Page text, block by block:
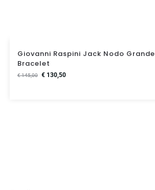
Giovanni Raspini Jack Nodo Grande
Bracelet
€145,00 €130,50